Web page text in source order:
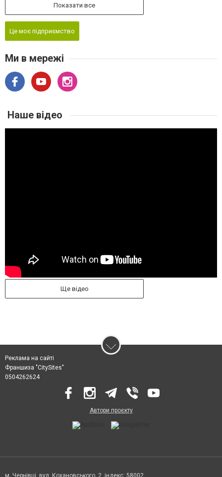
Показати все
Це моє підприємство
Ми в мережі
Наше відео
Ще відео
Реклама на сайті
Франшиза "CitySites"
0504262624
Автори проєкту
м. Чернівці, вул. Кохановського, 2, індекс: 58002